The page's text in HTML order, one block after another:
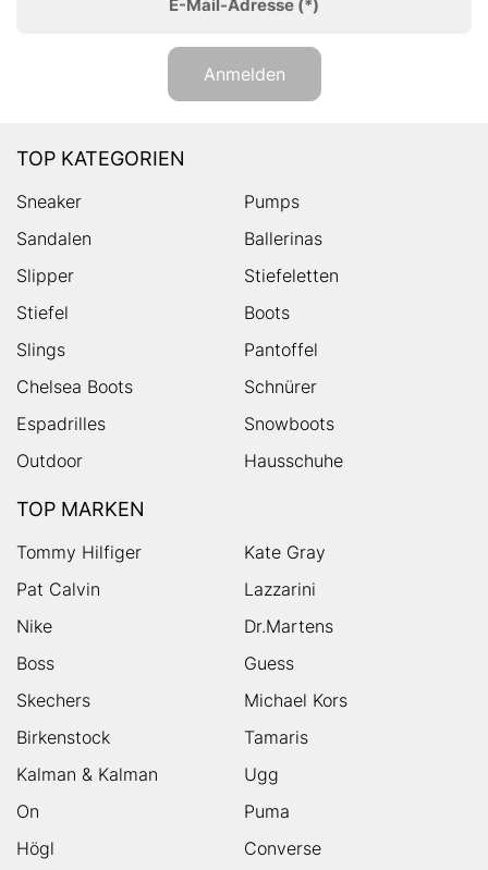
E-Mail-Adresse (*)
Anmelden
TOP KATEGORIEN
Sneaker
Pumps
Sandalen
Ballerinas
Slipper
Stiefeletten
Stiefel
Boots
Slings
Pantoffel
Chelsea Boots
Schnürer
Espadrilles
Snowboots
Outdoor
Hausschuhe
TOP MARKEN
Tommy Hilfiger
Kate Gray
Pat Calvin
Lazzarini
Nike
Dr.Martens
Boss
Guess
Skechers
Michael Kors
Birkenstock
Tamaris
Kalman & Kalman
Ugg
On
Puma
Högl
Converse